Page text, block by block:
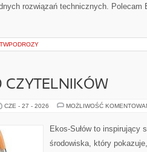
rozwiązań technicznych. Polecam
CZYTELNIKÓW
CZE - 27 - 2026 MOŻLIWOŚĆ
Ekos-Sułów to inspirujący
środowiska, który